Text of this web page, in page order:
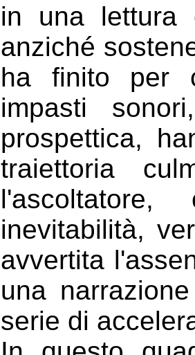
in una lettura
anziché
ha finito per
impasti
prospettica,
traiettoria
inevitabilità,
avvertita
una
serie di